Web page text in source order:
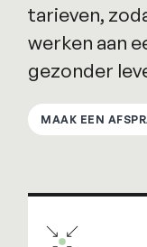
tarieven,
werken aan
gezonder
MAAK EEN